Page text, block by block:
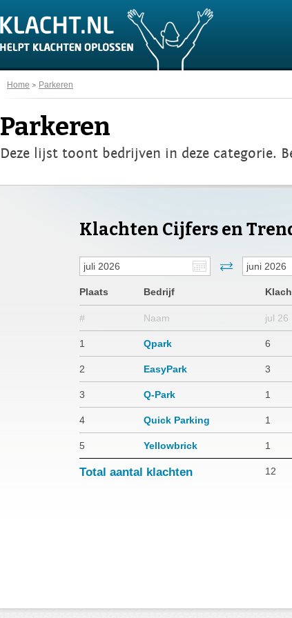
Home Parkeren
Parkeren
Deze lijst toont bedrijven in deze categorie.
Klachten Cijfers en
Plaats Bedrijf
# Naam jul 26
1 Qpark 6
2 EasyPark 3
3 Q-Park 1
4 Quick Parking 1
5 Yellowbrick 1
Total aantal klachten 12